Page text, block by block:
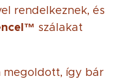
rendelkeznek, és
szálakat
megoldott, így bár